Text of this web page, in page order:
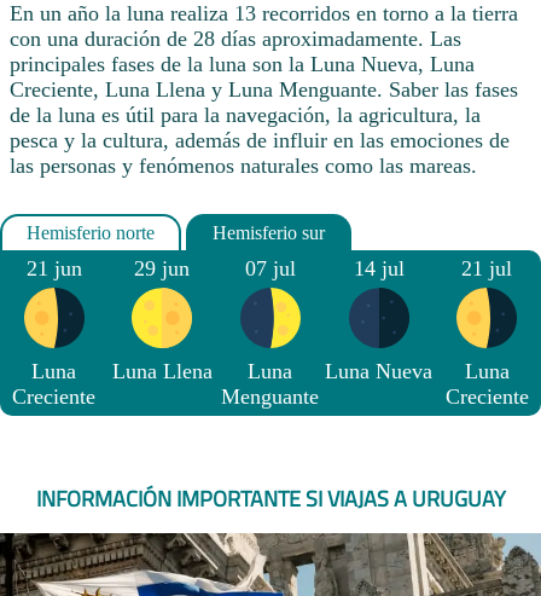
En un año la luna realiza 13 recorridos en torno a la tierra
con una duración de 28 días aproximadamente. Las
principales fases de la luna son la Luna Nueva, Luna
Creciente, Luna Llena y Luna Menguante. Saber las fases
de la luna es útil para la navegación, la agricultura, la
pesca y la cultura, además de influir en las emociones de
las personas y fenómenos naturales como las mareas.
21 jun
Luna
Creciente
29 jun
Luna Llena
07 jul
Luna
Menguante
14 jul
Luna Nueva
21 jul
Luna
Creciente
INFORMACIÓN IMPORTANTE SI VIAJAS A URUGUAY